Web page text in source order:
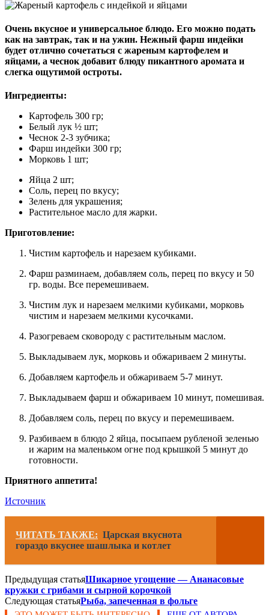
Очень вкусное и универсальное блюдо. Его можно подать
как на завтрак, так и на ужин. Нежный фарш индейки
будет отлично сочетаться с жареным картофелем и
яйцами, а чеснок добавит блюду пикантного аромата и
слегка ощутимой остроты.
Ингредиенты:
Картофель 300 гр;
Белый лук ½ шт;
Чеснок 2-3 зубчика;
Фарш индейки 300 гр;
Морковь 1 шт;
Яйца 2 шт;
Соль, перец по вкусу;
Зелень для украшения;
Растительное масло для жарки.
Приготовление:
Чистим картофель и нарезаем кубиками.
Фарш разминаем, добавляем соль, перец по вкусу и 50
гр. воды. Все перемешиваем.
Чистим лук и нарезаем мелкими кубиками, морковь
чистим и нарезаем мелкими кусочками.
Разогреваем сковороду с растительным маслом.
Выкладываем лук, морковь и обжариваем 2 минуты.
Добавляем картофель и обжариваем 5-7 минут.
Выкладываем фарш и обжариваем 10 минут, помешивая.
Добавляем соль, перец по вкусу и перемешиваем.
Разбиваем в блюдо 2 яйца, посыпаем рубленой зеленью
и жарим на маленьком огне под крышкой 5 минут до
готовности.
Приятного аппетита!
Источник
ЧИТАТЬ ТАКЖЕ: Царская вкуснота
гораздо вкуснее шашлыка и котлет
Предыдущая статьяШикарное угощение — Ананасовые
кружки с грибами и сырной корочкой
Следующая статьяРыба, запеченная в фольге